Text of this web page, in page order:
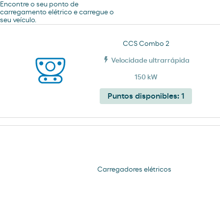
Encontre o seu ponto de
carregamento elétrico e carregue o
seu veículo.
CCS Combo 2
Velocidade ultrarrápida
150 kW
Puntos disponibles: 1
Carregadores elétricos